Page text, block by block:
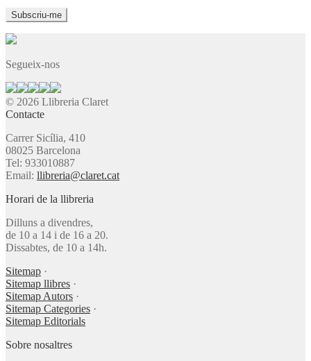
Segueix-nos
© 2026 Llibreria Claret
Contacte
Carrer Sicília, 410
08025 Barcelona
Tel: 933010887
Email: llibreria@claret.cat
Horari de la llibreria
Dilluns a divendres,
de 10 a 14 i de 16 a 20.
Dissabtes, de 10 a 14h.
Sitemap ·
Sitemap llibres ·
Sitemap Autors ·
Sitemap Categories ·
Sitemap Editorials
Sobre nosaltres